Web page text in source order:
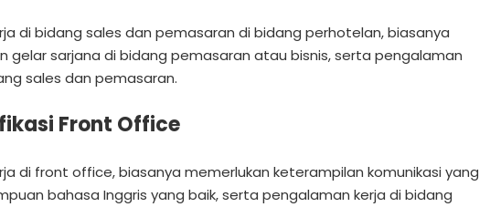
di bidang sales dan pemasaran di bidang perhotelan, biasanya
gelar sarjana di bidang pemasaran atau bisnis, serta pengalaman
sales dan pemasaran.
Front Office
di front office, biasanya memerlukan keterampilan komunikasi yang
bahasa Inggris yang baik, serta pengalaman kerja di bidang